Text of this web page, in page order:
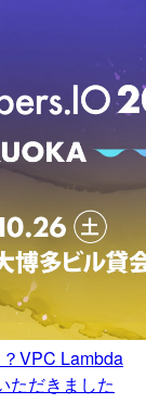
VPC Lambda
ただきました